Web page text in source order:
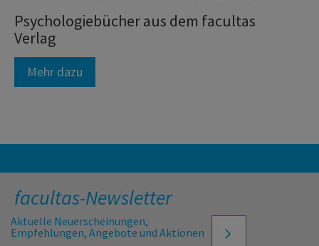
Psychologiebücher aus dem facultas
Verlag
Mehr dazu
facultas-Newsletter
Aktuelle Neuerscheinungen,
Empfehlungen, Angebote und Aktionen